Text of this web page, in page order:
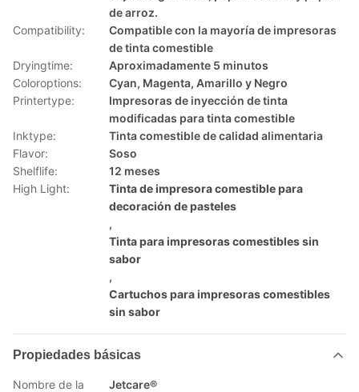
de arroz.
Compatibility:
Compatible con la mayoría de impresoras
de tinta comestible
Dryingtime:
Aproximadamente 5 minutos
Coloroptions:
Cyan, Magenta, Amarillo y Negro
Printertype:
Impresoras de inyección de tinta
modificadas para tinta comestible
Inktype:
Tinta comestible de calidad alimentaria
Flavor:
Soso
Shelflife:
12 meses
High Light:
Tinta de impresora comestible para
decoración de pasteles
,
Tinta para impresoras comestibles sin
sabor
,
Cartuchos para impresoras comestibles
sin sabor
Propiedades básicas
Nombre de la
Jetcare®